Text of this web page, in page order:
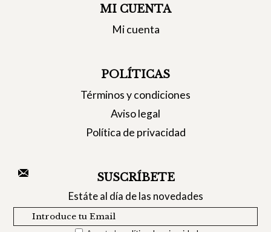
MI CUENTA
Mi cuenta
POLÍTICAS
Términos y condiciones
Aviso legal
Política de privacidad
SUSCRÍBETE
Estáte al día de las novedades